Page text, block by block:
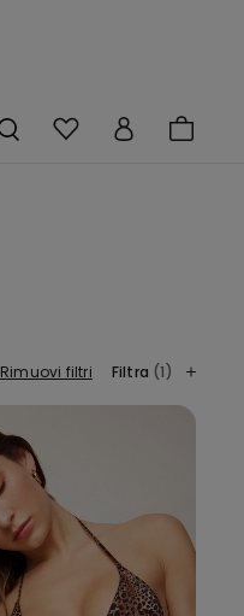
Rimuovi filtri Filtra (1)